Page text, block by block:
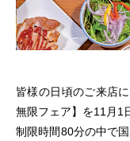
皆様の日頃のご来店
無限フェア】を11月1
制限時間80分の中で